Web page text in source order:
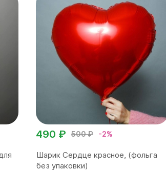
500 ₽ -2%
490 ₽
Шарик Сердце красное, (фольга
без упаковки)